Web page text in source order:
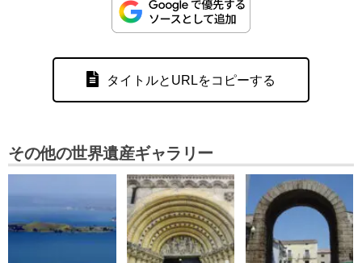
タイトルとURLをコピーする
その他の世界遺産ギャラリー